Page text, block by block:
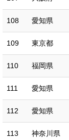
108 愛知県
109 東京都
110 福岡県
111 愛知県
112 愛知県
113 神奈川県